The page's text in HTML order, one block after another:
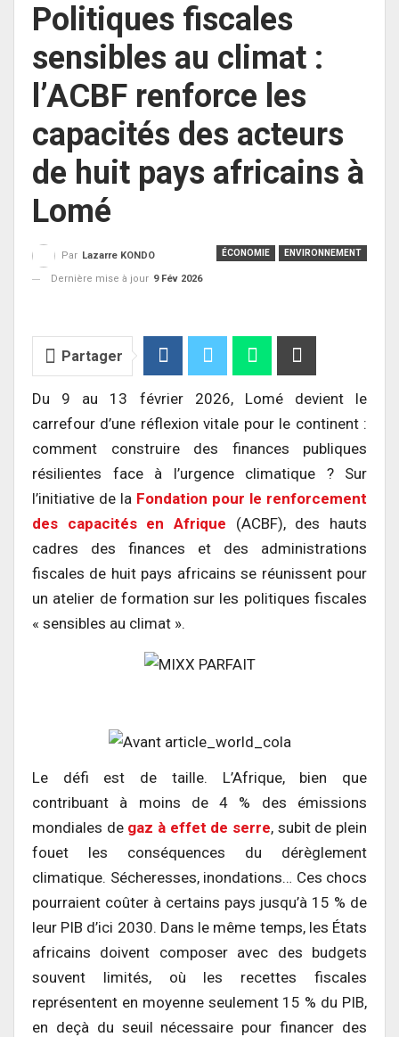
Politiques fiscales
sensibles au climat :
l’ACBF renforce les
capacités des acteurs
de huit pays africains à
Lomé
ÉCONOMIE ENVIRONNEMENT
Par Lazarre KONDO
Dernière mise à jour 9 Fév 2026
Partager
Du 9 au 13 février 2026, Lomé devient le
carrefour d’une réflexion vitale pour le continent :
comment construire des finances publiques
résilientes face à l’urgence climatique ? Sur
l’initiative de la Fondation pour le renforcement
des capacités en Afrique (ACBF), des hauts
cadres des finances et des administrations
fiscales de huit pays africains se réunissent pour
un atelier de formation sur les politiques fiscales
« sensibles au climat ».
Le défi est de taille. L’Afrique, bien que
contribuant à moins de 4 % des émissions
mondiales de gaz à effet de serre, subit de plein
fouet les conséquences du dérèglement
climatique. Sécheresses, inondations… Ces chocs
pourraient coûter à certains pays jusqu’à 15 % de
leur PIB d’ici 2030. Dans le même temps, les États
africains doivent composer avec des budgets
souvent limités, où les recettes fiscales
représentent en moyenne seulement 15 % du PIB,
en deçà du seuil nécessaire pour financer des